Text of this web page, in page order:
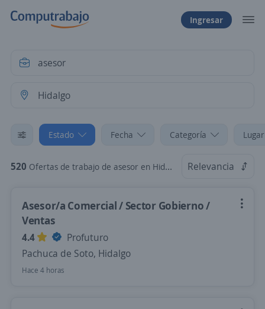
Ingresar
Estado Fecha Categoría
520 Ofertas de trabajo de asesor en Hidalgo Relevancia
Asesor/a Comercial / Sector Gobierno /
Ventas
4.4
Profuturo
Pachuca de Soto, Hidalgo
Hace 4 horas